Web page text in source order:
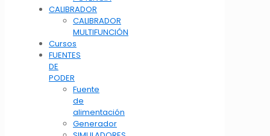
CALIBRADOR
CALIBRADOR
MULTIFUNCIÓN
Cursos
FUENTES
DE
PODER
Fuente
de
alimentación
Generador